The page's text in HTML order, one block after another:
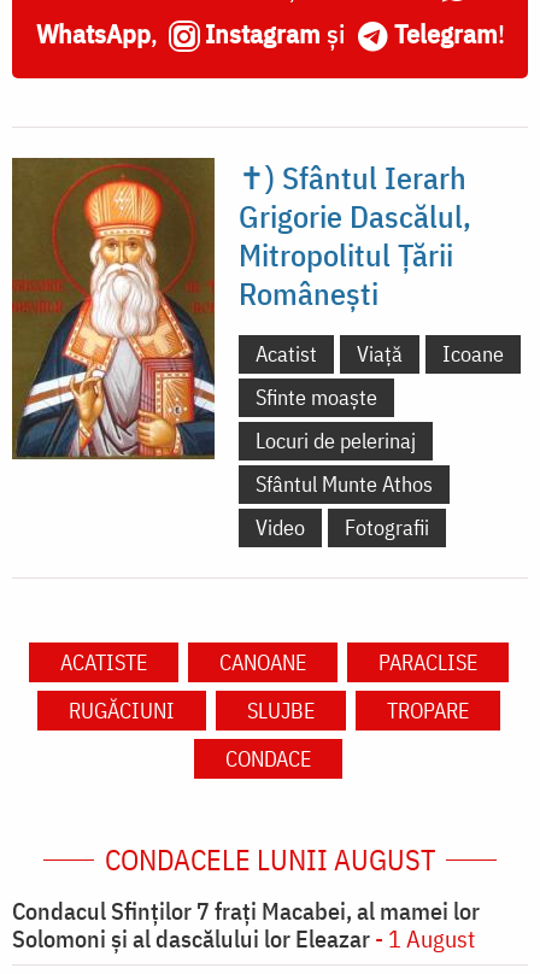
WhatsApp, Instagram și Telegram!
✝) Sfântul Ierarh
Grigorie Dascălul,
Mitropolitul Țării
Românești
Acatist Viață
Icoane
Sfinte moaște
Locuri de pelerinaj
Sfântul Munte Athos
Video
Fotografii
ACATISTE CANOANE
PARACLISE
RUGĂCIUNI
SLUJBE
TROPARE
CONDACE
CONDACELE LUNII AUGUST
Condacul Sfinţilor 7 fraţi Macabei, al mamei lor
Solomoni şi al dascălului lor Eleazar- 1 August